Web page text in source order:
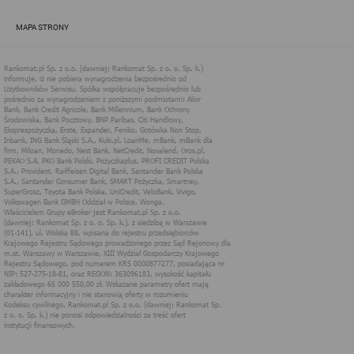
MAPA STRONY
dostosowanie usług, świadczonych w ramach serwisu do potrzeb
Więcej informacji na temat stosowania technologii cookies w
serwisie dostępne jest w Polityce Cookies.
Polityka Cookies serwisów
internetowych spółki Rankomat.pl Sp. z
o.o. (dawniej: Rankomat Sp. z o. o. Sp.
k.)
Rankomat.pl Sp. z o.o. (dawniej: Rankomat Sp. z o. o. Sp. k.), z
siedzibą w Warszawie (01-141), ul. Wolska 88, wpisana do rejestru
przedsiębiorców Krajowego Rejestru Sądowego prowadzonego
przez Sąd Rejonowy dla m.st. Warszawy w Warszawie, XIII
Wydział Gospodarczy Krajowego Rejestru Sądowego, pod
numerem KRS 0000877277, posiadająca nr NIP: 527-275-18-81,
oraz REGON: 363096183, zwana dalej "Rankomat" wykorzystuje
na swoich stronach internetowych technologię "cookies".
Zasady wykorzystania informacji dostarczonych przez
użytkownika w ramach technologii cookies w trakcie korzystania
ze stron internetowych i Rankomat określa niniejszy dokument.
Każdy użytkownik serwisów Rankomat proszony jest o